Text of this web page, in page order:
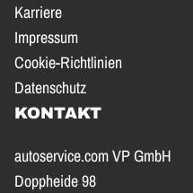
Karriere
Impressum
Cookie-Richtlinien
Datenschutz
KONTAKT
autoservice.com VP GmbH
Doppheide 98